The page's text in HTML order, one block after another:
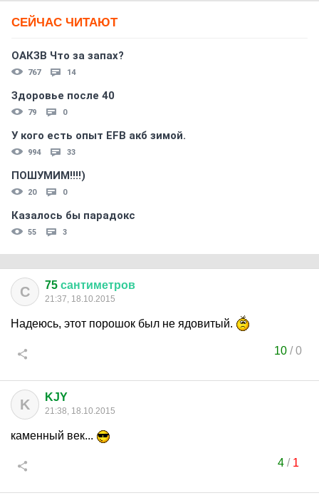
СЕЙЧАС ЧИТАЮТ
ОАКЗВ Что за запах?
767 14
Здоровье после 40
79 0
У кого есть опыт EFB акб зимой.
994 33
ПОШУМИМ!!!!)
20 0
Казалось бы парадокс
55 3
С 75 сантиметров
21:37, 18.10.2015
Надеюсь, этот порошок был не ядовитый.
10 /0
K KJY
21:38, 18.10.2015
каменный век...
4/ 1